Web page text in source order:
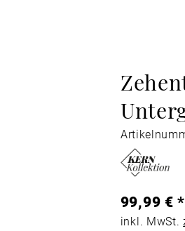
99,99 € *
inkl. MwSt.